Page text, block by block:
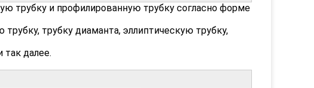
трубку и профилированную трубку согласно форме
трубку диаманта, эллиптическую трубку,
так далее.